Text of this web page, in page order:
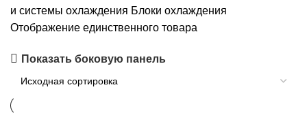
и системы охлаждения Блоки охлаждения
Отображение единственного товара
Показать боковую панель